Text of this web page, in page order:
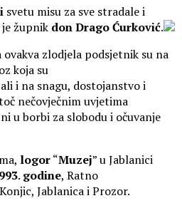
svetu misu za sve stradale i
župnik donDragoĆurković.
ovakva zlodjela podsjetnik su na
koja su
i na snagu, dostojanstvo i
nečovječnim uvjetima
u borbi za slobodu i očuvanje
logor“Muzej” u Jablanici
. godine, Ratno
Jablanica i Prozor.